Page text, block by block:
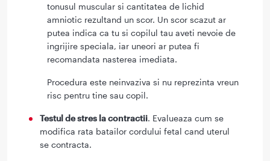
tonusul muscular si cantitatea de lichid
amniotic rezultand un scor. Un scor scazut ar
putea indica ca tu si copilul tau aveti nevoie de
ingrijire speciala, iar uneori ar putea fi
recomandata nasterea imediata.
Procedura este neinvaziva si nu reprezinta vreun
risc pentru tine sau copil.
Testul de stres la contractii. Evalueaza cum se
modifica rata batailor cordului fetal cand uterul
se contracta.